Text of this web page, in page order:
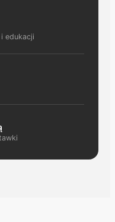
edukacji